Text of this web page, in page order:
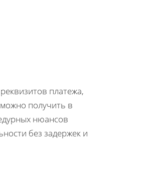
платежа,
получить в
нюансов
без задержек и